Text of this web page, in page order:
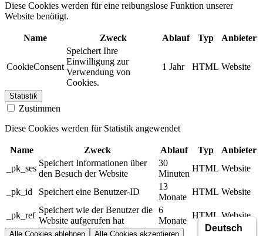
Diese Cookies werden für eine reibungslose Funktion unserer
Website benötigt.
Name Zweck Ablauf Typ Anbieter
CookieConsent
Speichert Ihre
Einwilligung zur
Verwendung von
Cookies.
1 Jahr HTML Website
Statistik
Zustimmen
Diese Cookies werden für Statistik angewendet
Name Zweck Ablauf Typ
Anbieter
_pk_ses
Speichert Informationen über
den Besuch der Website
30
Minuten
HTML Website
_pk_id Speichert eine Benutzer-ID
13
Monate
HTML Website
_pk_ref
Speichert wie der Benutzer die
Website aufgerufen hat
6
Monate
HTML Website
Alle Cookies ablehnen Alle Cookies akzeptieren